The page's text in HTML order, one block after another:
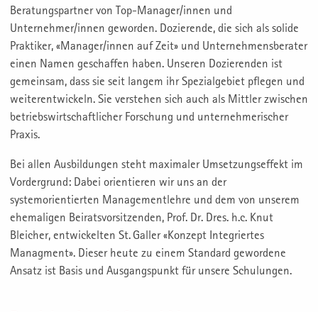
Beratungspartner von Top-Manager/innen und
Unternehmer/innen geworden. Dozierende, die sich als solide
Praktiker, «Manager/innen auf Zeit» und Unternehmensberater
einen Namen geschaffen haben. Unseren Dozierenden ist
gemeinsam, dass sie seit langem ihr Spezialgebiet pflegen und
weiterentwickeln. Sie verstehen sich auch als Mittler zwischen
betriebswirtschaftlicher Forschung und unternehmerischer
Praxis.
Bei allen Ausbildungen steht maximaler Umsetzungseffekt im
Vordergrund: Dabei orientieren wir uns an der
systemorientierten Managementlehre und dem von unserem
ehemaligen Beiratsvorsitzenden, Prof. Dr. Dres. h.c. Knut
Bleicher, entwickelten St. Galler «Konzept Integriertes
Managment». Dieser heute zu einem Standard gewordene
Ansatz ist Basis und Ausgangspunkt für unsere Schulungen.